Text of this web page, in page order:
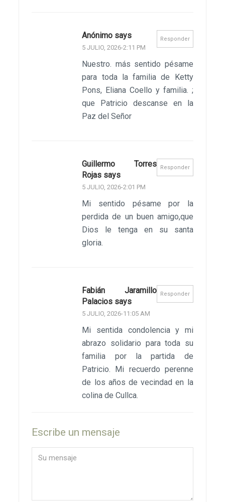
Responder
Anónimo says
5 JULIO, 2026-2:11 PM
Nuestro. más sentido pésame
para toda la familia de Ketty
Pons, Eliana Coello y familia. ;
que Patricio descanse en la
Paz del Señor
Responder
Guillermo Torres
Rojas says
5 JULIO, 2026-2:01 PM
Mi sentido pésame por la
perdida de un buen amigo,que
Dios le tenga en su santa
gloria.
Responder
Fabián Jaramillo
Palacios says
5 JULIO, 2026-11:05 AM
Mi sentida condolencia y mi
abrazo solidario para toda su
familia por la partida de
Patricio. Mi recuerdo perenne
de los años de vecindad en la
colina de Cullca.
Escribe un mensaje